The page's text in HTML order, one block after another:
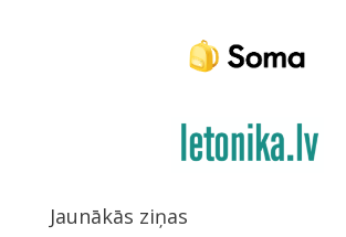
Jaunākās ziņas